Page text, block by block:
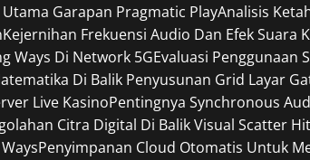
Garapan Pragmatic PlayAnalisis
Kejernihan Frekuensi Audio Dan Efek Suara
Ways Di Network 5GEvaluasi Penggunaan
Di Balik Penyusunan Grid Layar
Live KasinoPentingnya Synchronous
Citra Digital Di Balik Visual Scatter
Penyimpanan Cloud Otomatis Untuk